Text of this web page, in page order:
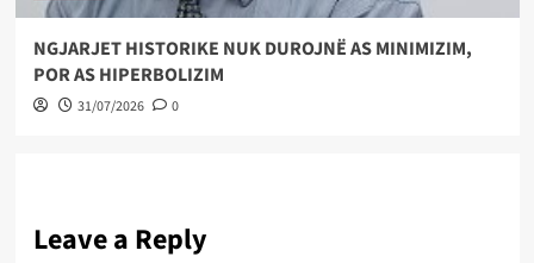
NGJARJET HISTORIKE NUK DUROJNË AS MINIMIZIM,
POR AS HIPERBOLIZIM
31/07/2026 0
Leave a Reply